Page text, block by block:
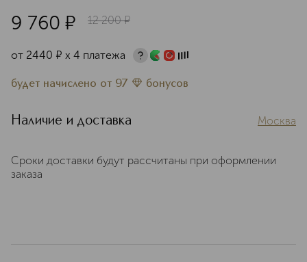
9 760 ¤ 12 200 ¤
от 2440 ¤ х 4 платежа
будет начислено от 97 бонусов
Наличие и доставка Москва
Сроки доставки будут рассчитаны при оформлении
заказа